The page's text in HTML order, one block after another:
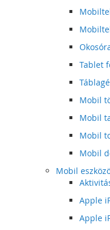
Tablet
Mobil
Mobil
Mobil
Mobil
Mobil
Apple
Apple